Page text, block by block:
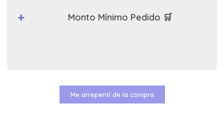
Monto Mínimo Pedido 🛒
Me arrepentí de la compra